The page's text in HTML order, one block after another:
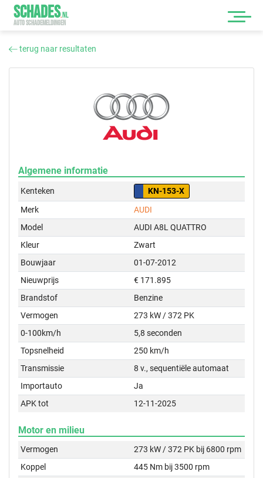
SCHADES.NL
AUTO SCHADEMELDINGEN
terug naar resultaten
Algemene informatie
Kenteken
KN-153-X
Merk
AUDI
Model
AUDI A8L QUATTRO
Kleur
Zwart
Bouwjaar
01-07-2012
Nieuwprijs
€ 171.895
Brandstof
Benzine
Vermogen
273 kW / 372 PK
0-100km/h
5,8 seconden
Topsnelheid
250 km/h
Transmissie
8 v., sequentiële automaat
Importauto
Ja
APK tot
12-11-2025
Motor en milieu
Vermogen
273 kW / 372 PK bij 6800 rpm
Koppel
445 Nm bij 3500 rpm